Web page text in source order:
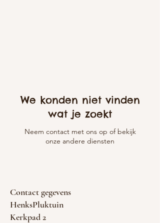
We konden niet vinden
wat je zoekt
Neem contact met ons op of bekijk
onze andere diensten
Contact gegevens
HenksPluktuin
Kerkpad 2